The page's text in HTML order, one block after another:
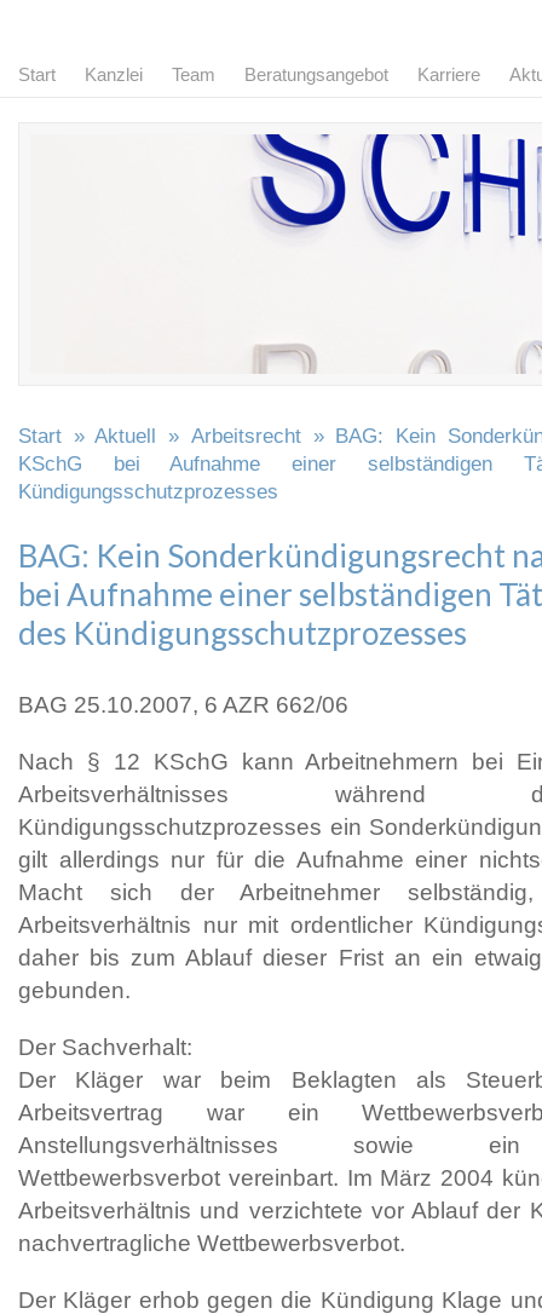
Start Kanzlei Team Beratungsangebot Karriere
Start »Aktuell » Arbeitsrecht» BAG: Kein
KSchG bei Aufnahme einer selbständigen
Kündigungsschutzprozesses
BAG: Kein Sonderkündigungsrecht
bei Aufnahme einer selbständigen
des Kündigungsschutzprozesses
BAG 25.10.2007, 6 AZR 662/06
Nach § 12 KSchG kann Arbeitnehmern bei
Arbeitsverhältnisses während
Kündigungsschutzprozesses ein
gilt allerdings nur für die Aufnahme einer
Macht sich der Arbeitnehmer
Arbeitsverhältnis nur mit ordentlicher
daher bis zum Ablauf dieser Frist an ein
gebunden.
Der Sachverhalt:
Der Kläger war beim Beklagten als
Arbeitsvertrag war ein
Anstellungsverhältnisses sowie ein
Wettbewerbsverbot vereinbart. Im März 2004
Arbeitsverhältnis und verzichtete vor Ablauf der
nachvertragliche Wettbewerbsverbot.
Der Kläger erhob gegen die Kündigung Klage